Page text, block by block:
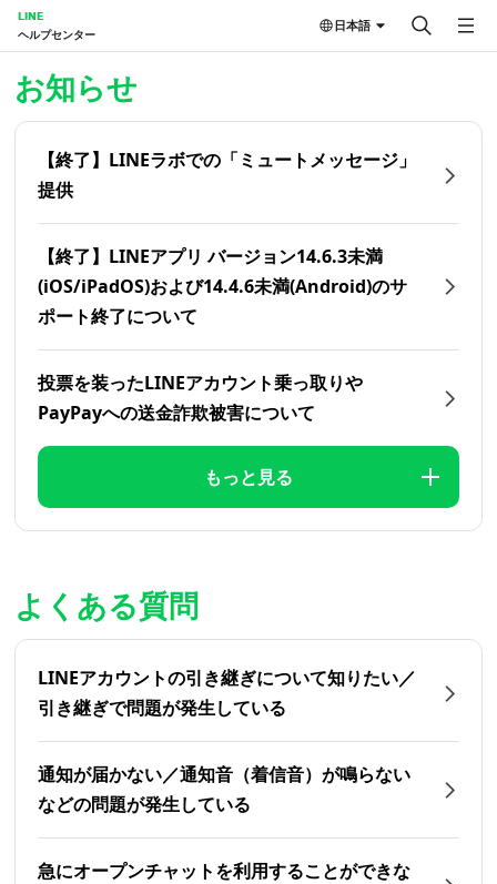
LINE
ヘルプセンター
日本語
お知らせ
【終了】LINEラボでの「ミュートメッセージ」
提供
【終了】LINEアプリ バージョン14.6.3未満
(iOS/iPadOS)および14.4.6未満(Android)のサ
ポート終了について
投票を装ったLINEアカウント乗っ取りや
PayPayへの送金詐欺被害について
もっと見る
よくある質問
LINEアカウントの引き継ぎについて知りたい／
引き継ぎで問題が発生している
通知が届かない／通知音（着信音）が鳴らない
などの問題が発生している
急にオープンチャットを利用することができな